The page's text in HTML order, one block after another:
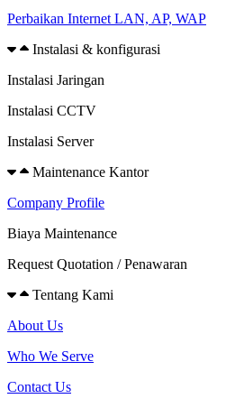
Perbaikan Internet LAN, AP, WAP
Instalasi & konfigurasi
Instalasi Jaringan
Instalasi CCTV
Instalasi Server
Maintenance Kantor
Company Profile
Biaya Maintenance
Request Quotation / Penawaran
Tentang Kami
About Us
Who We Serve
Contact Us